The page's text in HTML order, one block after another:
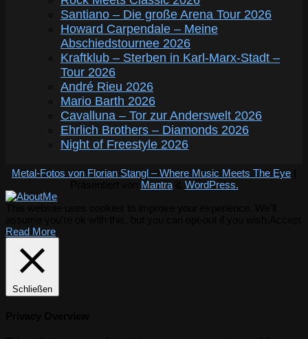
Santiano – Die große Arena Tour 2026
Howard Carpendale – Meine
Abschiedstournee 2026
Kraftklub – Sterben in Karl-Marx-Stadt –
Tour 2026
André Rieu 2026
Mario Barth 2026
Cavalluna – Tor zur Anderswelt 2026
Ehrlich Brothers – Diamonds 2026
Night of Freestyle 2026
Metal-Fotos von Florian Stangl – Where Music Meets The Eye
Mantra& WordPress.
Read More
Schließen